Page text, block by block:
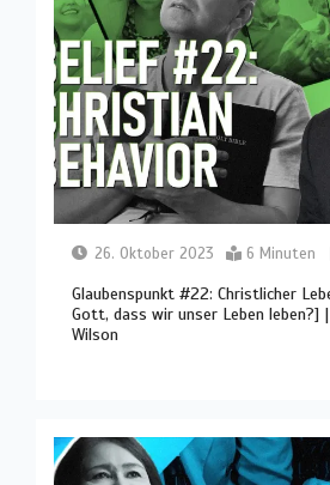
26. Oktober 2023 6 Minuten
Glaubenspunkt #22: Christlicher
Gott, dass wir unser Leben leben?]
Wilson